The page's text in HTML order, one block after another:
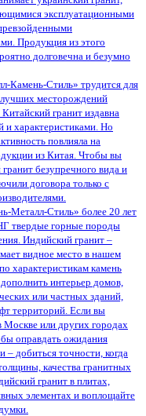
эксплуатационными
Продукция из этого
долговечна и безумно
Камень-Стиль» трудится для
лучших месторождений
гранит издавна
и характеристиками. Но
повлияла на
из Китая. Чтобы вы
безупречного вида и
договора только с
Металл-Стиль» более 20 лет
твердые горные породы
Индийский гранит –
видное место в нашем
характеристикам камень
интерьер домов,
или частных зданий,
территорий. Если вы
Москве или других городах
оправдать ожидания
– добиться точности, когда
качества гранитных
гранит в плитах,
элементах и воплощайте